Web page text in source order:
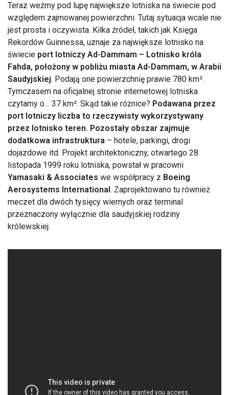
Teraz weźmy pod lupę największe lotniska na świecie pod
względem zajmowanej powierzchni. Tutaj sytuacja wcale nie
jest prosta i oczywista. Kilka źródeł, takich jak Księga
Rekordów Guinnessa, uznaje za największe lotnisko na
świecie port lotniczy Ad-Dammam – Lotnisko króla
Fahda, położony w pobliżu miasta Ad-Dammam, w Arabii
Saudyjskiej. Podają one powierzchnię prawie 780 km².
Tymczasem na oficjalnej stronie internetowej lotniska
czytamy o… 37 km². Skąd takie różnice? Podawana przez
port lotniczy liczba to rzeczywisty wykorzystywany
przez lotnisko teren. Pozostały obszar zajmuje
dodatkowa infrastruktura – hotele, parkingi, drogi
dojazdowe itd. Projekt architektoniczny, otwartego 28
listopada 1999 roku lotniska, powstał w pracowni
Yamasaki & Associates we współpracy z Boeing
Aerosystems International. Zaprojektowano tu również
meczet dla dwóch tysięcy wiernych oraz terminal
przeznaczony wyłącznie dla saudyjskiej rodziny
królewskiej.